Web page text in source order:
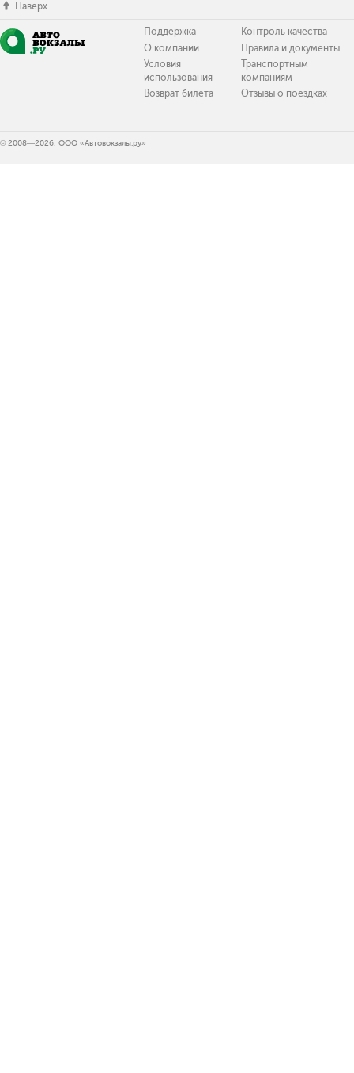
Наверх
Поддержка
О компании
Условия
использования
Возврат билета
Контроль качества
Правила и документы
Транспортным
компаниям
Отзывы о поездках
© 2008—2026, ООО «Автовокзалы.ру»